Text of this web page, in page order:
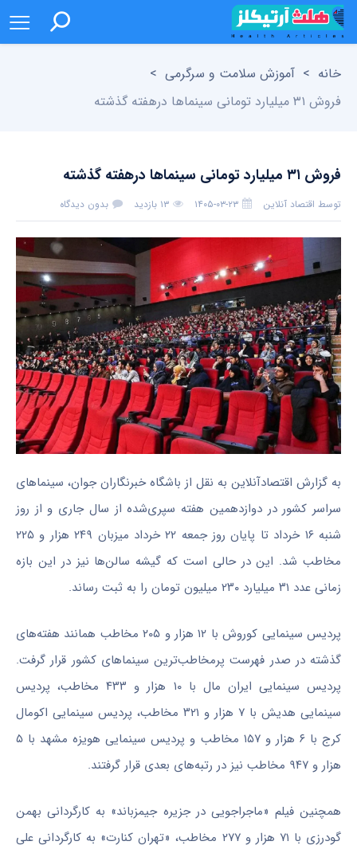
خانه > آموزش سلامت و سرگرمی >
فروش ۳۱ میلیارد تومانی سینماها درهفته گذشته
فروش ۳۱ میلیارد تومانی سینماها درهفته گذشته
توسط اقتصاد آنلاین ۱۴۰۵-۰۳-۲۳ ۱۳ بازدید بدون دیدگاه
به گزارش اقتصادآنلاین به نقل از باشگاه خبرنگاران جوان، سینما‌های
سراسر کشور در دوازدهمین هفته سپری‌شده از سال جاری و از روز
شنبه ۱۶ خرداد تا پایان روز جمعه ۲۲ خرداد میزبان ۲۴۹ هزار و ۲۲۵
مخاطب شد. این در حالی است که گیشه سالن‌ها نیز در این بازه
زمانی عدد ۳۱ میلیارد ۲۳۰ میلیون تومان را به ثبت رساند.
پردیس سینمایی کوروش با ۱۲ هزار و ۲۰۵ مخاطب همانند هفته‌های
گذشته در صدر فهرست پرمخاطب‌ترین سینما‌های کشور قرار گرفت.
پردیس سینمایی ایران مال با ۱۰ هزار و ۴۳۳ مخاطب، پردیس
سینمایی هدیش با ۷ هزار و ۳۲۱ مخاطب، پردیس سینمایی اکومال
کرج با ۶ هزار و ۱۵۷ مخاطب و پردیس سینمایی هویزه مشهد با ۵
هزار و ۹۴۷ مخاطب نیز در رتبه‌های بعدی قرار گرفتند.
همچنین فیلم «ماجراجویی در جزیره جیمزباند» به کارگردانی بهمن
گودرزی با ۷۱ هزار و ۲۷۷ مخاطب، «تهران کنارت» به کارگردانی علی